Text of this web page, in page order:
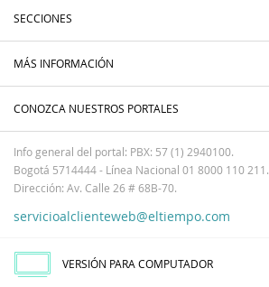
SECCIONES
MÁS INFORMACIÓN
CONOZCA NUESTROS PORTALES
Info general del portal: PBX: 57 (1) 2940100.
Bogotá 5714444 - Línea Nacional 01 8000 110 211.
Dirección: Av. Calle 26 # 68B-70.
servicioalclienteweb@eltiempo.com
VERSIÓN PARA COMPUTADOR